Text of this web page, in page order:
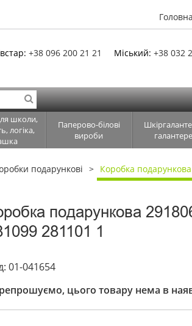
Головна
+38 096 200 21 21 Міський: +38 032
школи,
логіка,
Паперово-білові
вироби
подарункові Коробка
подарункова
281101 1
01-041654
цього товару нема в